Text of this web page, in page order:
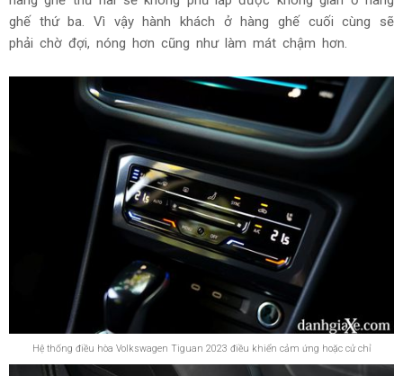
ghế thứ ba. Vì vậy hành khách ở hàng ghế cuối cùng sẽ
phải chờ đợi, nóng hơn cũng như làm mát chậm hơn.
Hệ thống điều hòa Volkswagen Tiguan 2023 điều khiển cảm ứng hoặc cử chỉ